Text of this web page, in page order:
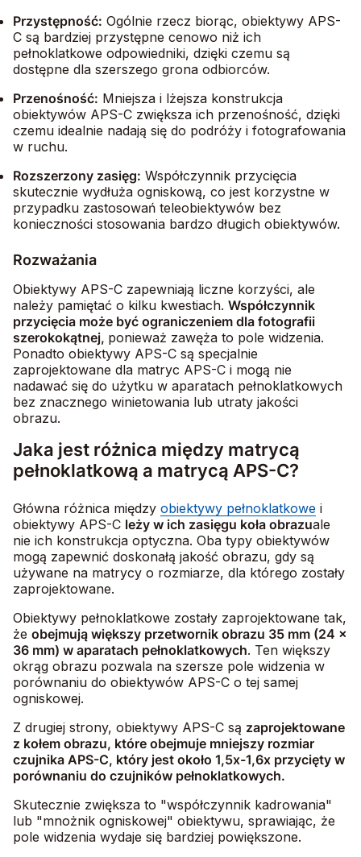
Przystępność: Ogólnie rzecz biorąc, obiektywy APS-
C są bardziej przystępne cenowo niż ich
pełnoklatkowe odpowiedniki, dzięki czemu są
dostępne dla szerszego grona odbiorców.
Przenośność: Mniejsza i lżejsza konstrukcja
obiektywów APS-C zwiększa ich przenośność, dzięki
czemu idealnie nadają się do podróży i fotografowania
w ruchu.
Rozszerzony zasięg: Współczynnik przycięcia
skutecznie wydłuża ogniskową, co jest korzystne w
przypadku zastosowań teleobiektywów bez
konieczności stosowania bardzo długich obiektywów.
Rozważania
Obiektywy APS-C zapewniają liczne korzyści, ale
należy pamiętać o kilku kwestiach. Współczynnik
przycięcia może być ograniczeniem dla fotografii
szerokokątnej, ponieważ zawęża to pole widzenia.
Ponadto obiektywy APS-C są specjalnie
zaprojektowane dla matryc APS-C i mogą nie
nadawać się do użytku w aparatach pełnoklatkowych
bez znacznego winietowania lub utraty jakości
obrazu.
Jaka jest różnica między matrycą
pełnoklatkową a matrycą APS-C?
Główna różnica między obiektywy pełnoklatkowe i
obiektywy APS-C leży w ich zasięgu koła obrazuale
nie ich konstrukcja optyczna. Oba typy obiektywów
mogą zapewnić doskonałą jakość obrazu, gdy są
używane na matrycy o rozmiarze, dla którego zostały
zaprojektowane.
Obiektywy pełnoklatkowe zostały zaprojektowane tak,
że obejmują większy przetwornik obrazu 35 mm (24 x
36 mm) w aparatach pełnoklatkowych. Ten większy
okrąg obrazu pozwala na szersze pole widzenia w
porównaniu do obiektywów APS-C o tej samej
ogniskowej.
Z drugiej strony, obiektywy APS-C są zaprojektowane
z kołem obrazu, które obejmuje mniejszy rozmiar
czujnika APS-C, który jest około 1,5x-1,6x przycięty w
porównaniu do czujników pełnoklatkowych.
Skutecznie zwiększa to "współczynnik kadrowania"
lub "mnożnik ogniskowej" obiektywu, sprawiając, że
pole widzenia wydaje się bardziej powiększone.